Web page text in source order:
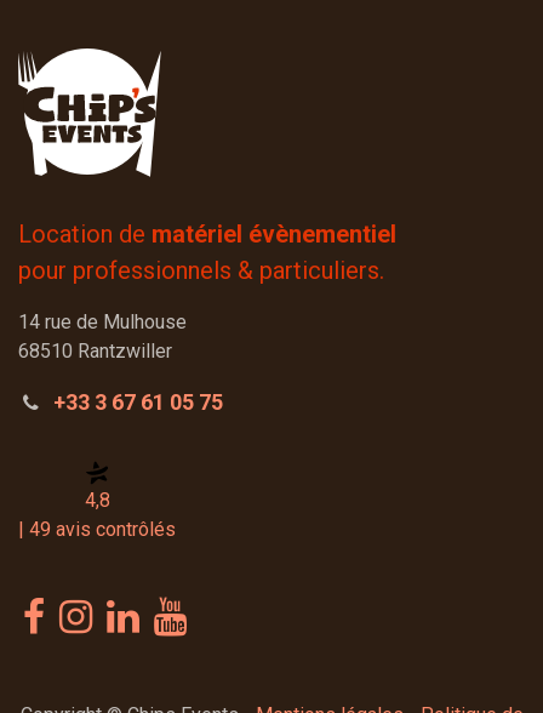
Location de matériel évènementiel
pour professionnels & particuliers.
14 rue de Mulhouse
68510 Rantzwiller
+33 3 67 61 05 75
4,8
| 49 avis contrôlés